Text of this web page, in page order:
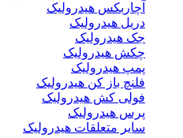
آچاربکس هیدرولیک
دریل هیدرولیک
جک هیدرولیک
چکش هیدرولیک
پمپ هیدرولیک
فلنچ باز کن هیدرولیک
فولی کش هیدرولیک
پرس هیدرولیک
سایر متعلقات هیدرولیک